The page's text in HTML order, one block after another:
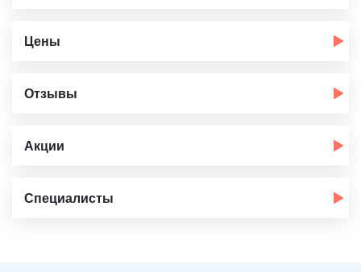
Цены
Отзывы
Акции
Специалисты